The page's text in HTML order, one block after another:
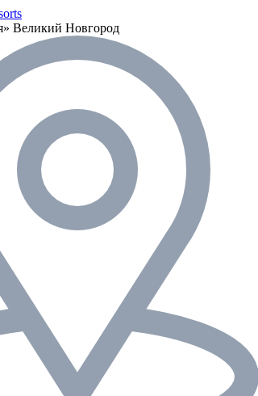
Великий Новгород